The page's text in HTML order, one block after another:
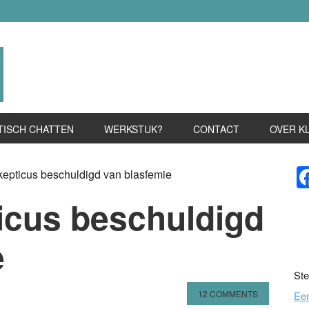
CHATTEN WERKSTUK? CONTACT OVER
beschuldigd van blasfemie
beschuldigd
12 COMMENTS